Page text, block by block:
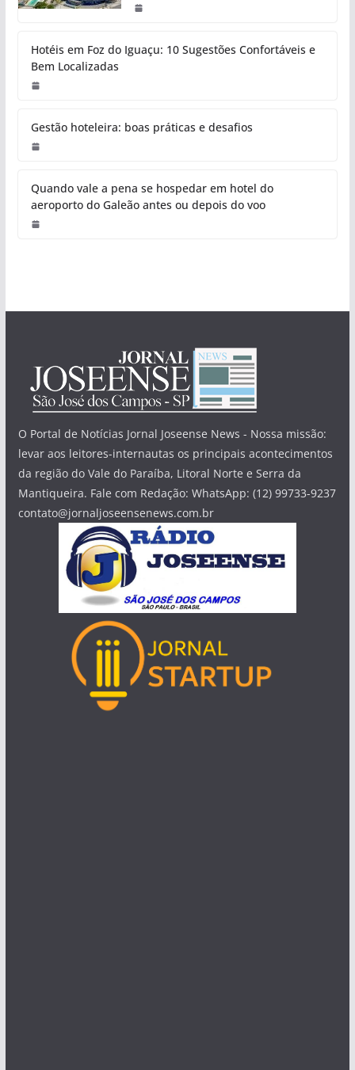
Hotéis em Foz do Iguaçu: 10 Sugestões Confortáveis e
Bem Localizadas
Gestão hoteleira: boas práticas e desafios
Quando vale a pena se hospedar em hotel do
aeroporto do Galeão antes ou depois do voo
O Portal de Notícias Jornal Joseense News - Nossa missão:
levar aos leitores-internautas os principais acontecimentos
da região do Vale do Paraíba, Litoral Norte e Serra da
Mantiqueira. Fale com Redação: WhatsApp: (12) 99733-9237
contato@jornaljoseensenews.com.br